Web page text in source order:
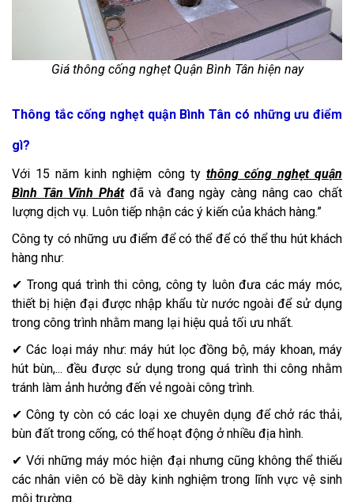
Giá thông cống nghẹt Quận Bình Tân hiện nay
Thông tắc cống nghẹt quận Bình Tân có những ưu điểm
gì?
Với 15 năm kinh nghiệm công ty thông cống nghẹt quận
Bình Tân Vĩnh Phátđã và đang ngày càng nâng cao chất
lượng dịch vụ. Luôn tiếp nhận các ý kiến của khách hàng.”
Công ty có những ưu điểm để có thể để có thể thu hút khách
hàng như:
✔ Trong quá trình thi công, công ty luôn đưa các máy móc,
thiết bị hiện đại được nhập khẩu từ nước ngoài để sử dụng
trong công trình nhằm mang lại hiệu quả tối ưu nhất.
✔ Các loại máy như: máy hút lọc đồng bộ, máy khoan, máy
hút bùn,... đều được sử dụng trong quá trình thi công nhằm
tránh làm ảnh hưởng đến vẻ ngoài công trình.
✔ Công ty còn có các loại xe chuyên dụng để chở rác thải,
bùn đất trong cống, có thể hoạt động ở nhiều địa hình.
✔ Với những máy móc hiện đại nhưng cũng không thể thiếu
các nhân viên có bề dày kinh nghiệm trong lĩnh vực vệ sinh
môi trường.